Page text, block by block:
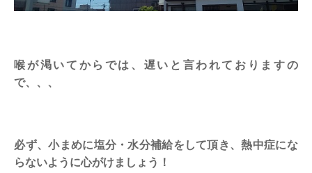
喉が渇いてからでは、遅いと言われておりますの
で、、、
必ず、小まめに塩分・水分補給をして頂き、熱中症にな
らないように心がけましょう！